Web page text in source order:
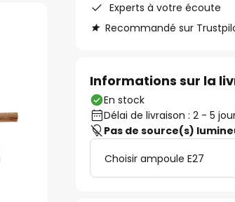
Experts à votre écoute
Recommandé sur
Informations sur la
En stock
Délai de livraison : 2 - 5
Pas de source(s)
Choisir ampoule E27